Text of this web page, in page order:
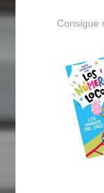
Consigue